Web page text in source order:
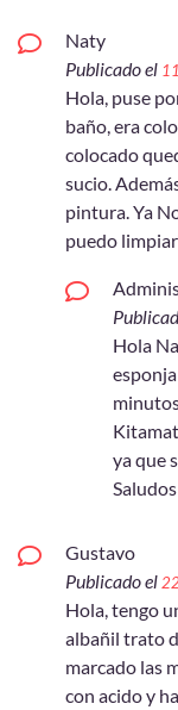
Naty
Publicado el
Hola, puse
baño, era
colocado
sucio.
pintura. Ya
puedo
Hola
ya que
Gustavo
Publicado el
Hola, tengo
albañil trato
marcado las
con acido y